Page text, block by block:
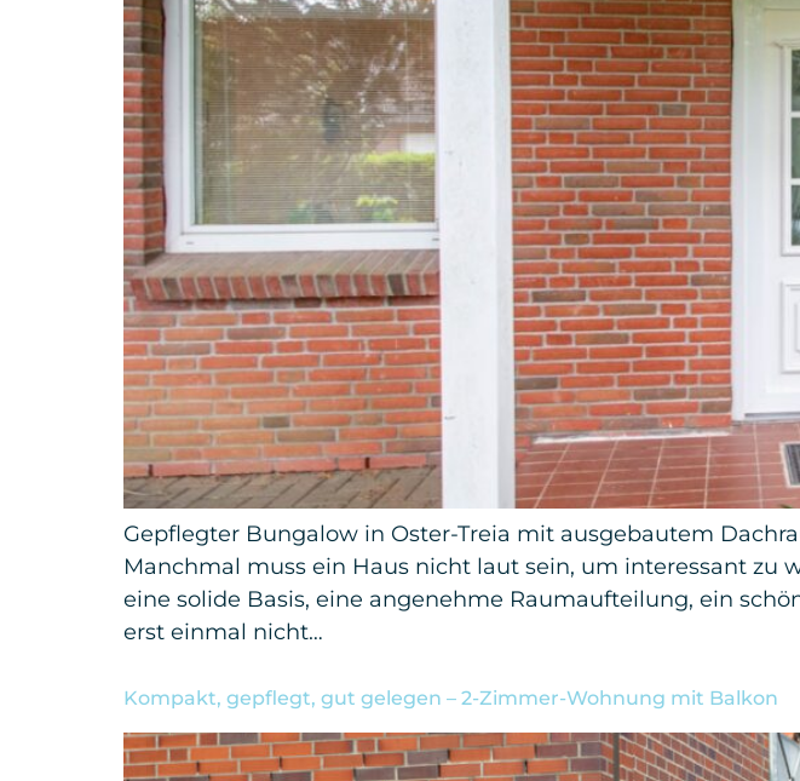
Gepflegter Bungalow in Oster-Treia mit ausgebautem
Manchmal muss ein Haus nicht laut sein, um interessant zu
eine solide Basis, eine angenehme Raumaufteilung, ein
erst einmal nicht…
Kompakt, gepflegt, gut gelegen – 2-Zimmer-Wohnung mit Balkon